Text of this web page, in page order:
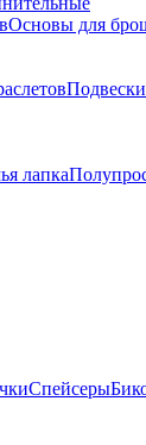
Основы для
Подвески
лапка
Спейсеры